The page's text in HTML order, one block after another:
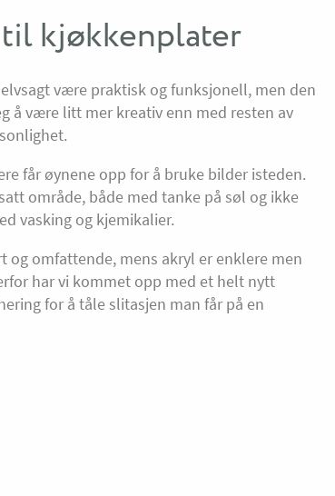
kjøkkenplater
være praktisk og funksjonell, men den
å være litt mer kreativ enn med resten av
får øynene opp for å bruke bilder isteden.
område, både med tanke på søl og ikke
vasking og kjemikalier.
og omfattende, mens akryl er enklere men
har vi kommet opp med et helt nytt
for å tåle slitasjen man får på en